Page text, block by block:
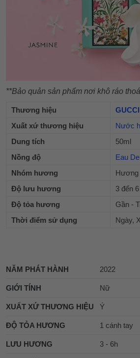
**Bảo quản sản phẩm nơi khô ráo
Thương hiệu
GUCCI
Xuất xứ thương hiệu
Nước
Dung tích
50ml
Nồng độ
Eau
Nhóm hương
Hương
Độ lưu hương
3 đến
Độ tỏa hương
Gần -
Thời điểm sử dụng
Ngày,
NĂM PHÁT HÀNH 2022
GIỚI TÍNH Nữ
XUẤT XỨ THƯƠNG HIỆU Ý
ĐỘ TỎA HƯƠNG 1 cánh tay
LƯU HƯƠNG 3 - 6h